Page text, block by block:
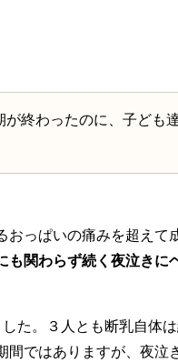
が終わったのに、子ども
っぱいの痛みを超えて
も関わらず続く夜泣き
た。３人とも断乳自体
間ではありますが、夜泣